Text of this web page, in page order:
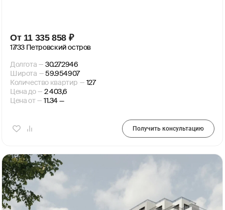
От 11 335 858 ₽
17/33 Петровский остров
Долгота — 30.272946
Широта — 59.954907
Количество квартир — 127
Цена до — 2 403,6
Цена от — 11.34 —
Получить консультацию